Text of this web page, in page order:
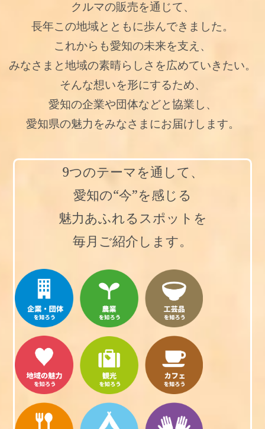
クルマの販売を通じて、
長年この地域とともに歩んできました。
これからも愛知の未来を支え、
みなさまと地域の素晴らしさを広めていきたい。
そんな想いを形にするため、
愛知の企業や団体などと協業し、
愛知県の魅力をみなさまにお届けします。
9つのテーマを通して、
愛知の“今”を感じる
魅力あふれるスポットを
毎月ご紹介します。